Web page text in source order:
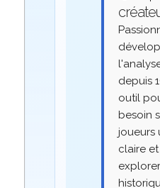
depuis
outil
besoin
joueurs
claire